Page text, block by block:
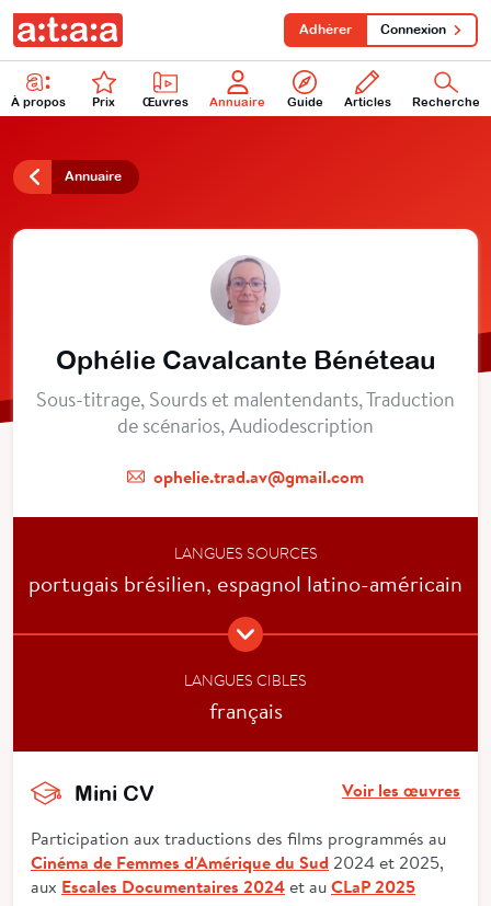
À propos Prix Œuvres Annuaire Guide Articles Recherche
Adhérer Connexion
Annuaire
Ophélie Cavalcante Bénéteau
Sous-titrage, Sourds et malentendants, Traduction
de scénarios, Audiodescription
ophelie.trad.av@gmail.com
LANGUES SOURCES
portugais brésilien, espagnol latino-américain
LANGUES CIBLES
français
Mini CV Voir les œuvres
Participation aux traductions des films programmés au
Cinéma de Femmes d'Amérique du Sud 2024 et 2025,
aux Escales Documentaires 2024et auCLaP 2025